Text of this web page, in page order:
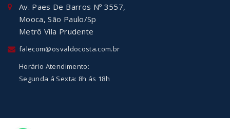
Av. Paes De Barros Nº 3557,
Mooca, São Paulo/Sp
Metrô Vila Prudente
falecom@osvaldocosta.com.br
Horário Atendimento:
Segunda á Sexta: 8h ás 18h